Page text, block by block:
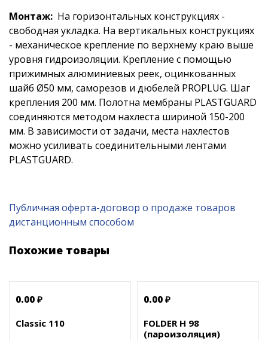
Монтаж: На горизонтальных конструкциях -
свободная укладка. На вертикальных конструкциях
- механическое крепление по верхнему краю выше
уровня гидроизоляции. Крепление с помощью
прижимных алюминиевых реек, оцинкованных
шайб Ø50 мм, саморезов и дюбелей PROPLUG. Шаг
крепления 200 мм. Полотна мембраны PLASTGUARD
соединяются методом нахлеста шириной 150-200
мм. В зависимости от задачи, места нахлестов
можно усиливать соединительными лентами
PLASTGUARD.
Публичная оферта-договор о продаже товаров
дистанционным способом
Похожие товары
0.00 ₽
Classic 110
0.00 ₽
FOLDER H 98
(пароизоляция)